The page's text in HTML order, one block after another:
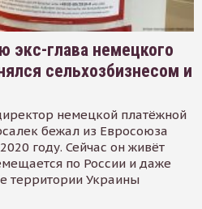
экс-глава немецкого
сельхозбизнесом и
немецкой платёжной
бежал из Евросоюза
году. Сейчас он живёт
по России и даже
территории Украины